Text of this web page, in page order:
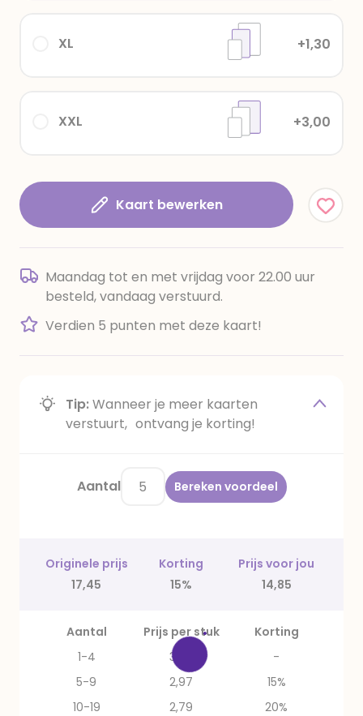
XXL +3,00
XL +1,30
Kaart bewerken
Maandag tot en met vrijdag voor 22.00 uur
besteld, vandaag verstuurd.
Verdien 5 punten met deze kaart!
Tip:Wanneer je meer kaarten
verstuurt, ontvang je korting!
Aantal Bereken voordeel
Originele prijs Korting
Prijs voor jou
17,45
15% 14,85
Aantal Prijs per stuk
Korting
1-4
3,49
-
5-9
2,97
15%
10-19
2,79
20%